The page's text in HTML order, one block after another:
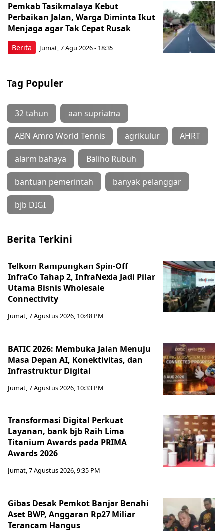
Berita
Pemkab Tasikmalaya Kebut
Perbaikan Jalan, Warga Diminta Ikut
Menjaga agar Tak Cepat Rusak
Jumat, 7 Agu 2026 - 18:35
Tag Populer
32 tahun aan supriatna
ABN Amro World Tennis agrikulur AHRT
alarm bahaya Baliho Rubuh
bantuan pemerintah banyak pelanggar
bjb DIGI
Berita Terkini
Telkom Rampungkan Spin-Off
InfraCo Tahap 2, InfraNexia Jadi Pilar
Utama Bisnis Wholesale
Connectivity
Jumat, 7 Agustus 2026, 10:48 PM
BATIC 2026: Membuka Jalan Menuju
Masa Depan AI, Konektivitas, dan
Infrastruktur Digital
Jumat, 7 Agustus 2026, 10:33 PM
Transformasi Digital Perkuat
Layanan, bank bjb Raih Lima
Titanium Awards pada PRIMA
Awards 2026
Jumat, 7 Agustus 2026, 9:35 PM
Gibas Desak Pemkot Banjar Benahi
Aset BWP, Anggaran Rp27 Miliar
Terancam Hangus